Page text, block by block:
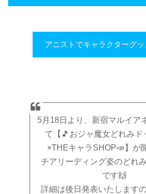
アニストでキャラクターグッ
5月18日より、新宿マルイア
て【🎵おジャ魔女どれみド
×THEキャラSHOP📣】が
チアリーディング姿のどれ
です🙌
詳細は後日発表いたします